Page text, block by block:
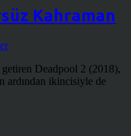
Kahraman
Deadpool 2 (2018),
ardından ikincisiyle de